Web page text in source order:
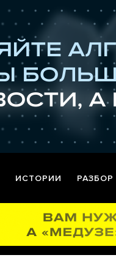
ИСТОРИИ РАЗБОР